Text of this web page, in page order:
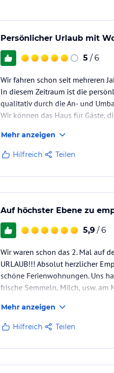
Persönlicher Urlaub mit
5 / 6
Wir fahren schon seit mehreren
In diesem Zeitraum ist die
qualitativ durch die An- und
Wir können das Haus für Gäste,
Auf das Auto kann man völlig
Mehr anzeigen
Hilfreich Teilen
Auf höchster Ebene zu
5,9 / 6
Wir waren schon das 2. Mal auf
URLAUB!!! Absolut herzlicher
schöne Ferienwohnungen. Uns
frische Semmeln, Milch, usw.
lässt…
Mehr anzeigen
Hilfreich Teilen